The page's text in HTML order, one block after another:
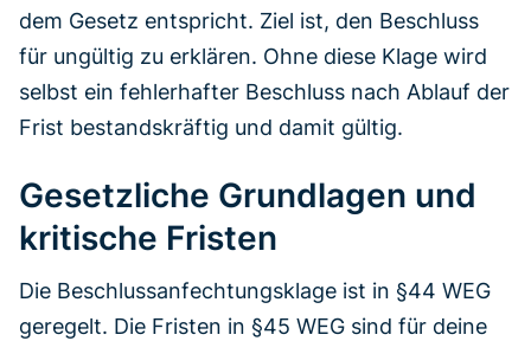
dem Gesetz entspricht. Ziel ist, den Beschluss
für ungültig zu erklären. Ohne diese Klage wird
selbst ein fehlerhafter Beschluss nach Ablauf der
Frist bestandskräftig und damit gültig.
Gesetzliche Grundlagen und
kritische Fristen
Die Beschlussanfechtungsklage ist in §44 WEG
geregelt. Die Fristen in §45 WEG sind für deine